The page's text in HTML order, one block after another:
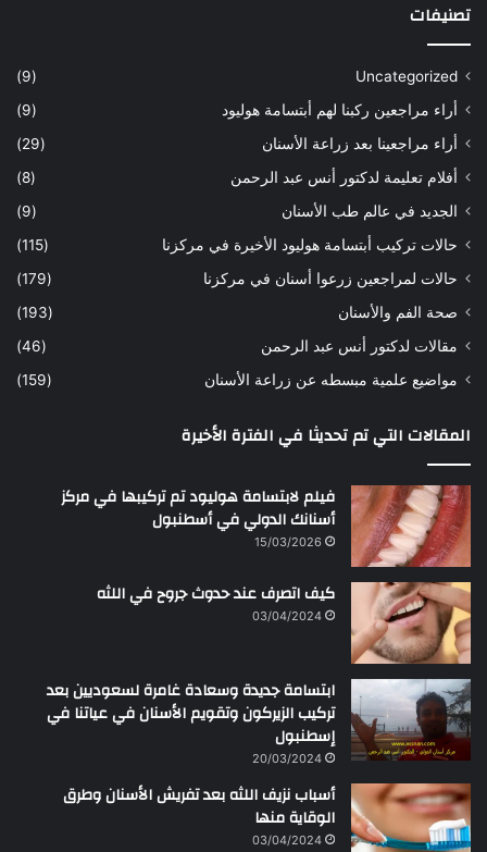
تصنيفات
Uncategorized
(9)
أراء مراجعين ركبنا لهم أبتسامة هوليود
(9)
أراء مراجعينا بعد زراعة الأسنان
(29)
أفلام تعليمة لدكتور أنس عبد الرحمن
(8)
الجديد في عالم طب الأسنان
(9)
حالات تركيب أبتسامة هوليود الأخيرة في مركزنا
(115)
حالات لمراجعين زرعوا أسنان في مركزنا
(179)
صحة الفم والأسنان
(193)
مقالات لدكتور أنس عبد الرحمن
(46)
مواضيع علمية مبسطه عن زراعة الأسنان
(159)
المقالات التي تم تحديثا في الفترة الأخيرة
فيلم لابتسامة هوليود تم تركيبها في مركز
أسنانك الدولي في أسطنبول
15/03/2026
كيف اتصرف عند حدوث جروح في اللثه
03/04/2024
ابتسامة جديدة وسعادة غامرة لسعوديين بعد
تركيب الزيركون وتقويم الأسنان في عياتنا في
إسطنبول
20/03/2024
أسباب نزيف اللثه بعد تفريش الأسنان وطرق
الوقاية منها
03/04/2024